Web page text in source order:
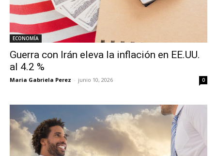
ECONOMÍA
Guerra con Irán eleva la inflación en EE.UU.
al 4.2 %
Maria Gabriela Perez - junio 10, 2026 0